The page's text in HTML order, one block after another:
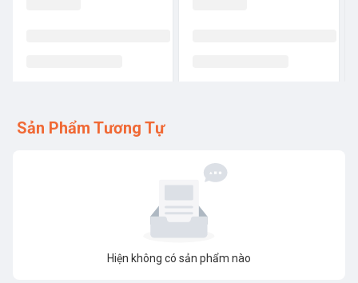
Sản Phẩm Tương Tự
Hiện không có sản phẩm nào